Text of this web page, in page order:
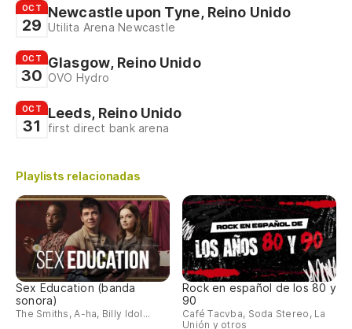
OCT
29
Newcastle upon Tyne, Reino Unido
Utilita Arena Newcastle
OCT
30
Glasgow, Reino Unido
OVO Hydro
OCT
31
Leeds, Reino Unido
first direct bank arena
Playlists relacionadas
Sex Education (banda
sonora)
The Smiths, A-ha, Billy Idol...
Rock en español de los 80 y
90
Café Tacvba, Soda Stereo, La
Unión y otros